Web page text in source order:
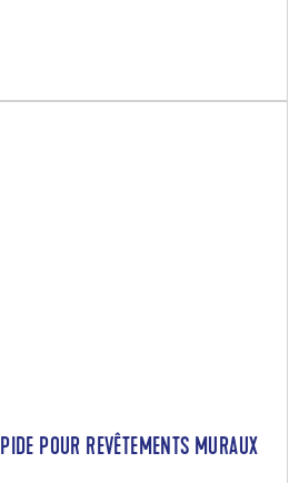
POUR REVÊTEMENTS MURAUX